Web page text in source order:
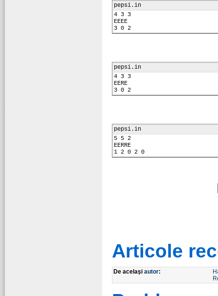
pepsi.in
4 3 3
EEEE
3 0 2
pepsi.in
4 3 3
EERE
3 0 2
pepsi.in
5 5 2
EERRE
1 2 0 2 0
Articole
De acelaşi autor: